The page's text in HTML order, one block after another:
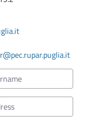
–
programmi
di
e definitiva
in favore del
consortile a
intervento